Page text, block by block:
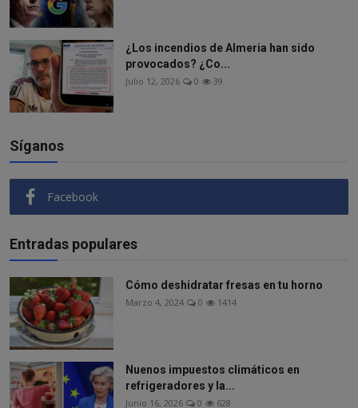
¿Los incendios de Almeria han sido
provocados? ¿Co...
Julio 12, 2026 0 39
Síganos
Facebook
Entradas populares
Cómo deshidratar fresas en tu horno
Marzo 4, 2024 0 1414
Nuenos impuestos climáticos en
refrigeradores y la...
Junio 16, 2026 0 628